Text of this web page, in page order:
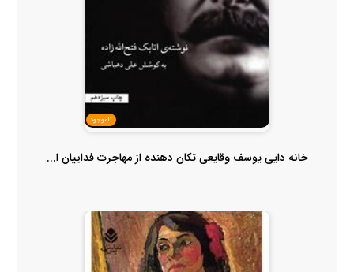
ناموجود
خانه دایی یوسف وقایعی تکان دهنده از مهاجرت فداییان ا...